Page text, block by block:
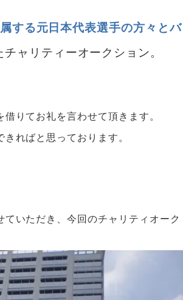
する元日本代表選手の方々とバ
ャリティーオークション。
りてお礼を言わせて頂きます。
ればと思っております。
いただき、今回のチャリティオーク